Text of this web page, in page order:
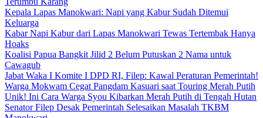
Kepala Lapas Manokwari: Napi yang Kabur Sudah Ditemui
Keluarga
Kabar Napi Kabur dari Lapas Manokwari Tewas Tertembak Hanya
Hoaks
Koalisi Papua Bangkit Jilid 2 Belum Putuskan 2 Nama untuk
Cawagub
Jabat Waka I Komite I DPD RI, Filep: Kawal Peraturan Pemerintah!
Warga Mokwam Cegat Pangdam Kasuari saat Touring Merah Putih
Unik! Ini Cara Warga Syou Kibarkan Merah Putih di Tengah Hutan
Senator Filep Desak Pemerintah Selesaikan Masalah TKBM